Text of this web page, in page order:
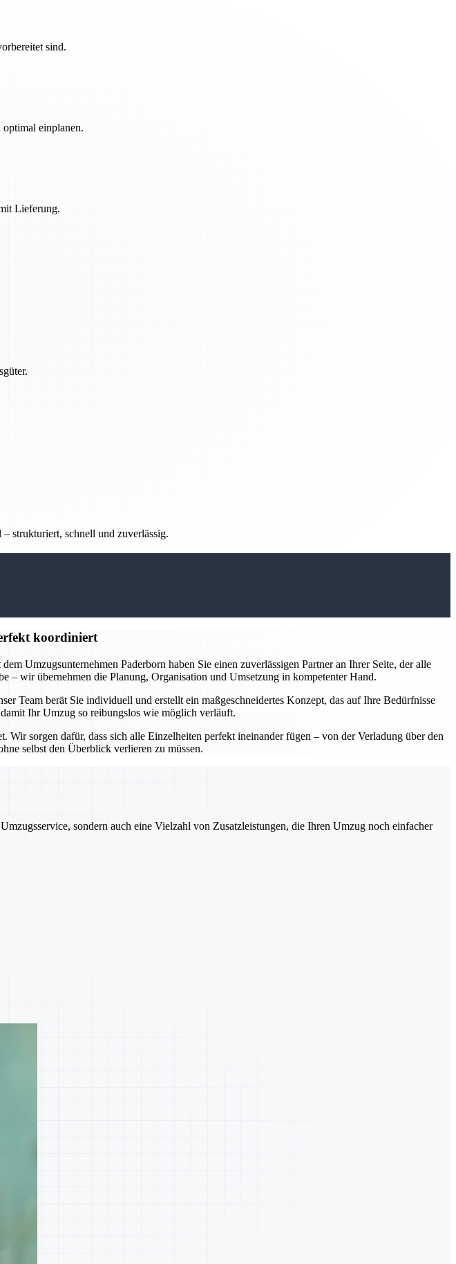
sind.
einplanen.
Lieferung.
strukturiert, schnell und zuverlässig.
koordiniert
Umzugsunternehmen Paderborn haben Sie einen zuverlässigen Partner an Ihrer Seite, der alle
– wir übernehmen die Planung, Organisation und Umsetzung in kompetenter Hand.
Team berät Sie individuell und erstellt ein maßgeschneidertes Konzept, das auf Ihre Bedürfnisse
Ihr Umzug so reibungslos wie möglich verläuft.
sorgen dafür, dass sich alle Einzelheiten perfekt ineinander fügen – von der Verladung über den
selbst den Überblick verlieren zu müssen.
sondern auch eine Vielzahl von Zusatzleistungen, die Ihren Umzug noch einfacher